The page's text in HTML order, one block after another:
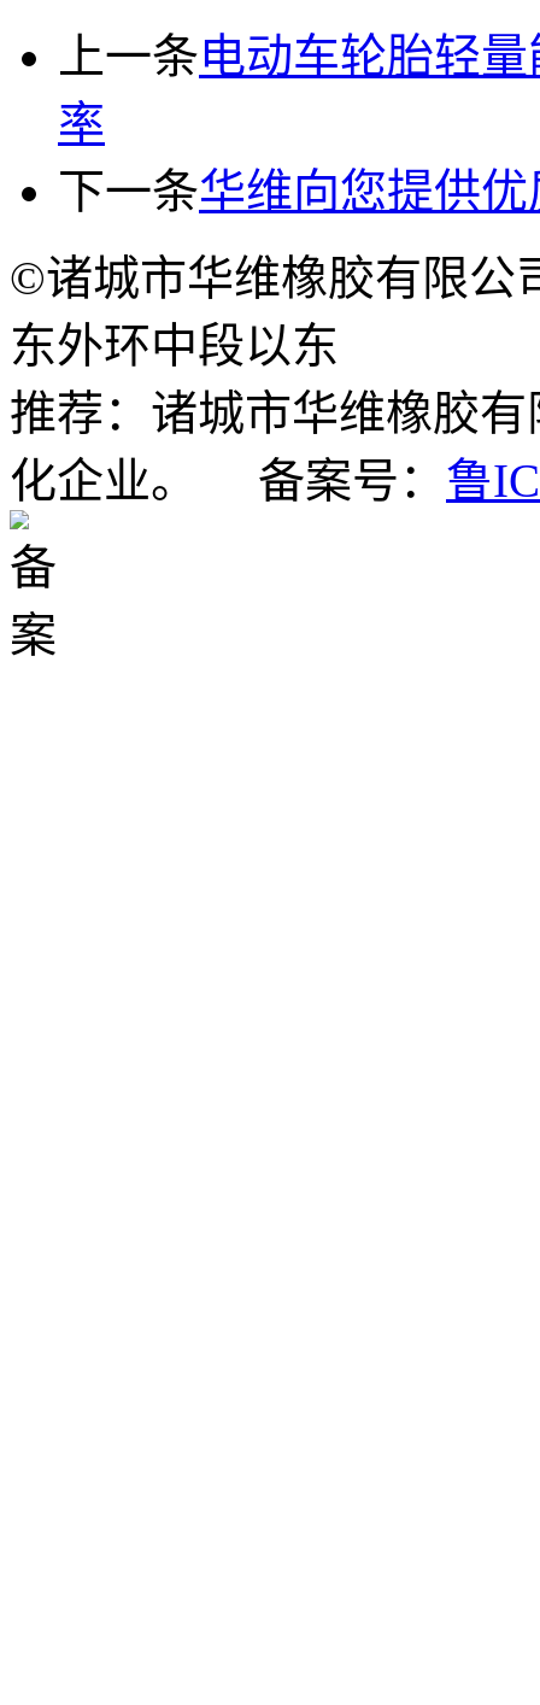
上一条电动车轮胎轻
率
下一条华维向您提供
©诸城市华维橡胶有限
东外环中段以东
推荐： 诸城市华维橡胶
化企业。 备案号： 鲁